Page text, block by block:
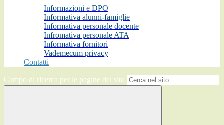
Informazioni e DPO
Informativa alunni-famiglie
Informativa personale docente
Infromativa personale ATA
Informativa fornitori
Vademecum privacy
Contatti
Campo di ricerca per le pagine del sito